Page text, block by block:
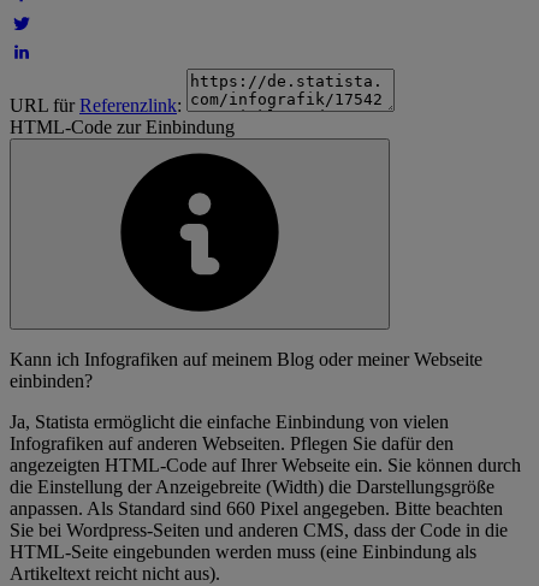
URL fürReferenzlink:
HTML-Code zur Einbindung
Kann ich Infografiken auf meinem Blog oder meiner Webseite
einbinden?
Ja, Statista ermöglicht die einfache Einbindung von vielen
Infografiken auf anderen Webseiten. Pflegen Sie dafür den
angezeigten HTML-Code auf Ihrer Webseite ein. Sie können durch
die Einstellung der Anzeigebreite (Width) die Darstellungsgröße
anpassen. Als Standard sind 660 Pixel angegeben. Bitte beachten
Sie bei Wordpress-Seiten und anderen CMS, dass der Code in die
HTML-Seite eingebunden werden muss (eine Einbindung als
Artikeltext reicht nicht aus).